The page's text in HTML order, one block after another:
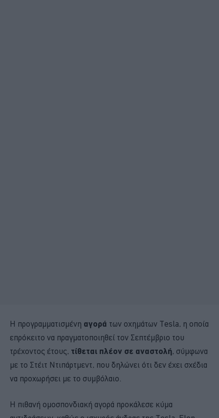
Η προγραμματισμένη αγορά των οχημάτων Tesla, η οποία
επρόκειτο να πραγματοποιηθεί τον Σεπτέμβριο του
τρέχοντος έτους, τίθεται πλέον σε αναστολή, σύμφωνα
με το Στέιτ Ντιπάρτμεντ, που δηλώνει ότι δεν έχει σχέδια
να προχωρήσει με το συμβόλαιο.
Η πιθανή ομοσπονδιακή αγορά προκάλεσε κύμα